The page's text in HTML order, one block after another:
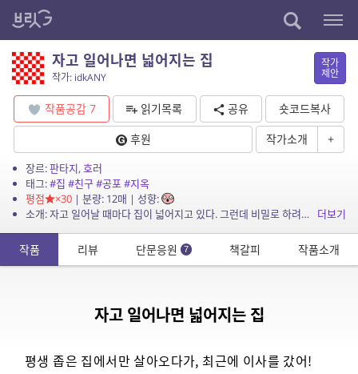
자고 일어나면 넓어지는 집
작가: idkANY
작가
제안
작품공감 7 읽기목록 공유
숏코드복사
후원
작가소개 +
장르:판타지,호러
태그:#집 #친구#공포#지옥
평점
×30| 분량: 12매 | 성향:
소개: 자고 일어날 때마다 집이 넓어지고 있다. 그런데 비밀로 하려던 이 사실을 친구에게 말해버렸다.
더보기
작품 리뷰 단문응원 7 책갈피 작품소개
자고 일어나면 넓어지는 집
평생 좁은 집에서만 살아오다가, 최근에 이사를 갔어!